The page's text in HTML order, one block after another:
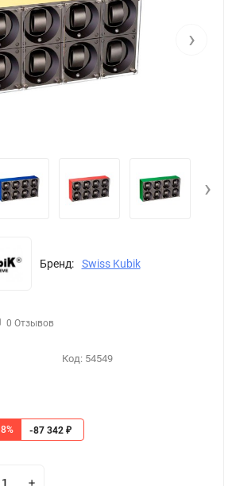
›
›
Бренд: Swiss Kubik
0 Отзывов
Код: 54549
8% -87 342 ₽